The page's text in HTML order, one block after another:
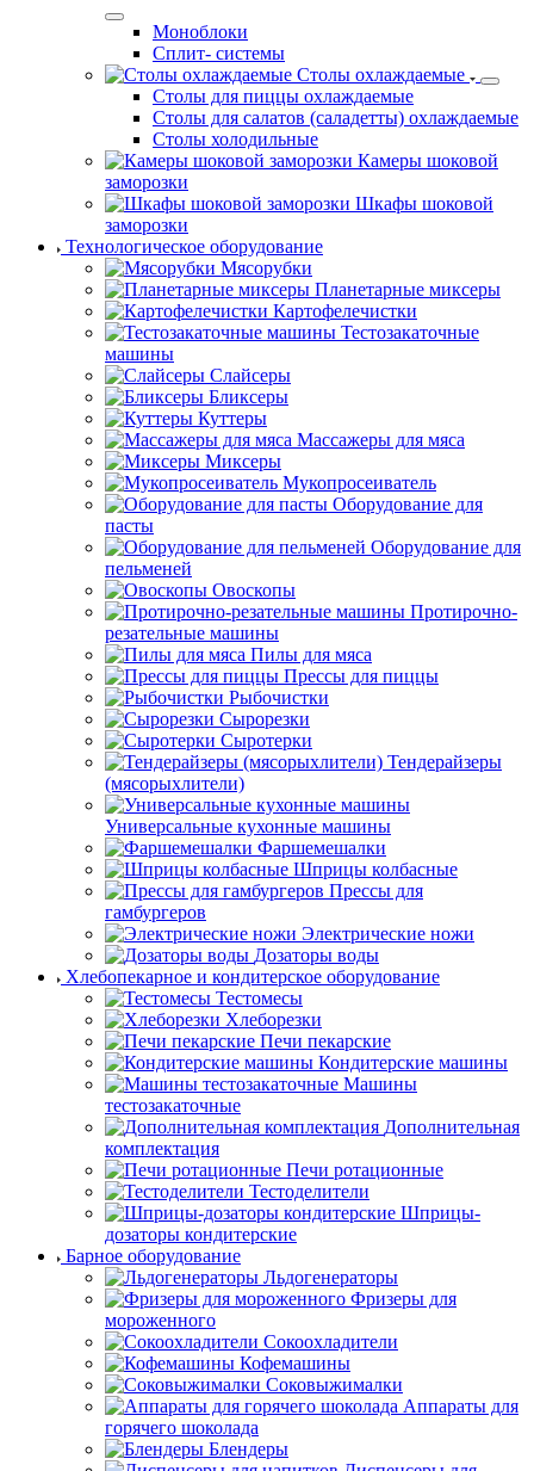
Моноблоки
Сплит- системы
Столы охлаждаемые
Столы для пиццы охлаждаемые
Столы для салатов (саладетты) охлаждаемые
Столы холодильные
Камеры шоковой
заморозки
Шкафы шоковой
заморозки
Технологическое оборудование
Мясорубки
Планетарные миксеры
Картофелечистки
Тестозакаточные
машины
Слайсеры
Бликсеры
Куттеры
Массажеры для мяса
Миксеры
Мукопросеиватель
Оборудование для
пасты
Оборудование для
пельменей
Овоскопы
Протирочно-
резательные машины
Пилы для мяса
Прессы для пиццы
Рыбочистки
Сырорезки
Сыротерки
Тендерайзеры
(мясорыхлители)
Универсальные кухонные машины
Фаршемешалки
Шприцы колбасные
Прессы для
гамбургеров
Электрические ножи
Дозаторы воды
Хлебопекарное и кондитерское оборудование
Тестомесы
Хлеборезки
Печи пекарские
Кондитерские машины
Машины
тестозакаточные
Дополнительная
комплектация
Печи ротационные
Тестоделители
Шприцы-
дозаторы кондитерские
Барное оборудование
Льдогенераторы
Фризеры для
мороженного
Сокоохладители
Кофемашины
Соковыжималки
Аппараты для
горячего шоколада
Блендеры